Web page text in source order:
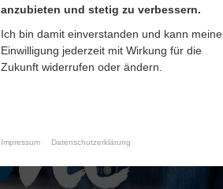
anzubieten und stetig zu verbessern.
Ich bin damit einverstanden und kann meine
Einwilligung jederzeit mit Wirkung für die
Zukunft widerrufen oder ändern.
Impressum Datenschutzerklärung